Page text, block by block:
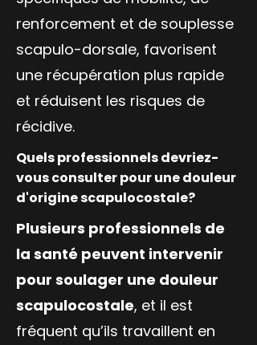
renforcement et de souplesse
scapulo-dorsale, favorisent
une récupération plus rapide
et réduisent les risques de
récidive.
Quels professionnels devriez-
vous consulter pour une douleur
d'origine scapulocostale?
Plusieurs professionnels de
la santé peuvent intervenir
pour soulager une douleur
scapulocostale, et il est
fréquent qu’ils travaillent en